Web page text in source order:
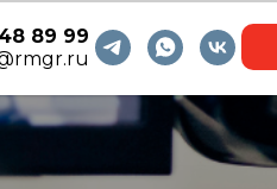
89 99